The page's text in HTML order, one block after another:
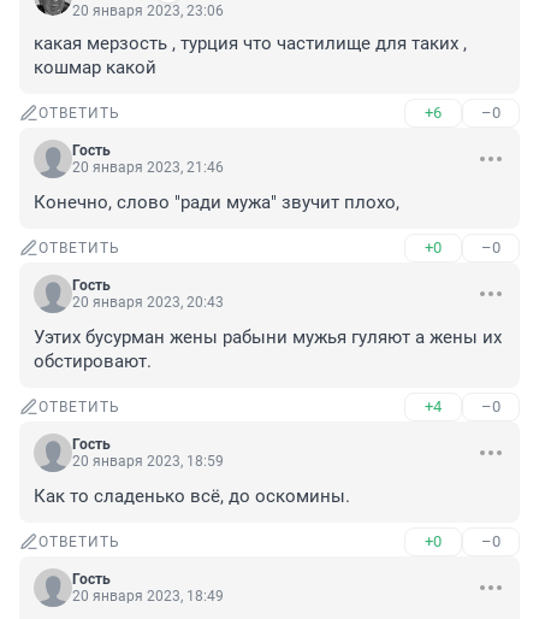
20 января 2023, 23:06
какая мерзость , турция что частилище для таких ,
кошмар какой
ОТВЕТИТЬ +6 –0
Гость
20 января 2023, 21:46
Конечно, слово "ради мужа" звучит плохо,
ОТВЕТИТЬ +0 –0
Гость
20 января 2023, 20:43
Уэтих бусурман жены рабыни мужья гуляют а жены их
обстировают.
ОТВЕТИТЬ +4 –0
Гость
20 января 2023, 18:59
Как то сладенько всё, до оскомины.
ОТВЕТИТЬ +0 –0
Гость
20 января 2023, 18:49